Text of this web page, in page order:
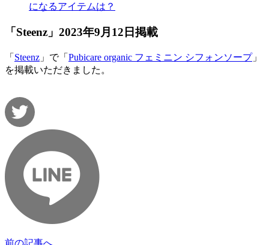
になるアイテムは？
「Steenz」2023年9月12日掲載
「 Steenz 」で「 Pubicare organic フェミニン シフォンソープ」
を掲載いただきました。
前の記事へ